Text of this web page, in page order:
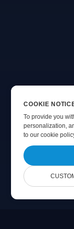
COOKIE
To provide you
personalization,
toour cookie